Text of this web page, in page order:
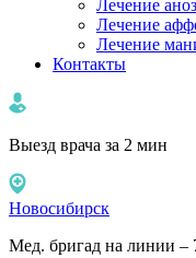
Лечение
Лечение
Лечение
Контакты
Выезд врача за 2 мин
Новосибирск
Мед. бригад на линии –